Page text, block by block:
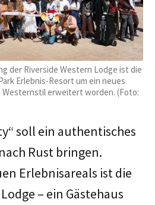
der Riverside Western Lodge ist die
Erlebnis-Resort um ein neues
erweitert worden. (Foto:
soll ein authentisches
Rust bringen.
Erlebnisareals ist die
– ein Gästehaus